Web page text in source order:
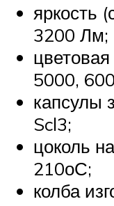
яркость
3200 Лм;
5000,
капсулы
Scl3;
цоколь
210оС;
колба